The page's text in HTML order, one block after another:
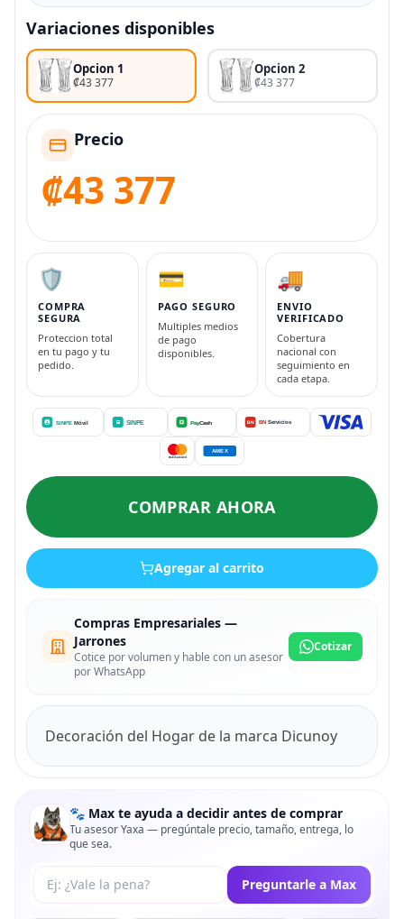
Variaciones disponibles
Opcion 1
₡43 377
Opcion 2
₡43 377
Precio
₡43 377
🛡️
COMPRA
SEGURA
Proteccion total
en tu pago y tu
pedido.
💳
PAGO SEGURO
Multiples medios
de pago
disponibles.
🚚
ENVIO
VERIFICADO
Cobertura
nacional con
seguimiento en
cada etapa.
COMPRAR AHORA
Agregar al carrito
Compras Empresariales —
Jarrones
Cotice por volumen y hable con un asesor
por WhatsApp
Cotizar
Decoración del Hogar de la marca Dicunoy
🐾 Max te ayuda a decidir antes de comprar
Tu asesor Yaxa — pregúntale precio, tamaño, entrega, lo
que sea.
Tu pregunta a Max Preguntarle a Max